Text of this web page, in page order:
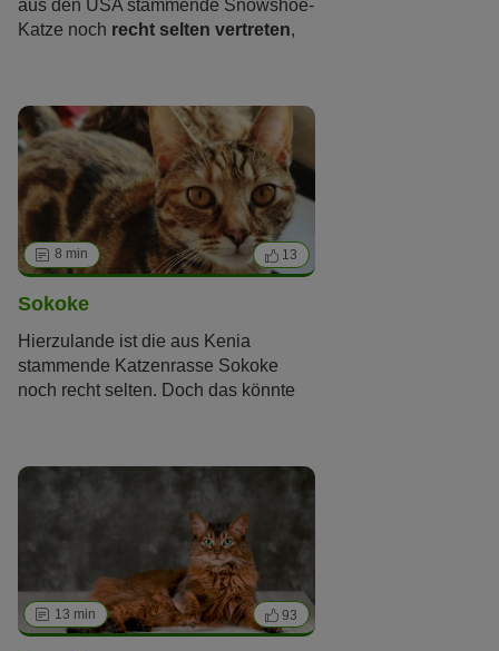
aus den USA stammende Snowshoe-
Katze noch recht selten vertreten,
Verbindung mit einem einzigartigen
Charakter auch hierzulande immer
mehr Freunde. Wir stellen Ihnen die
Rasse mit den auffälligen weißen
Pfoten
näher vor.
8 min 13
Sokoke
Hierzulande ist die aus Kenia
stammende Katzenrasse Sokoke
noch recht selten. Doch das könnte
ist äußerst anpassungsfähig und
mit ihren Menschen, braucht aber
manchmal auch ihre Freiheit und viel
13 min 93